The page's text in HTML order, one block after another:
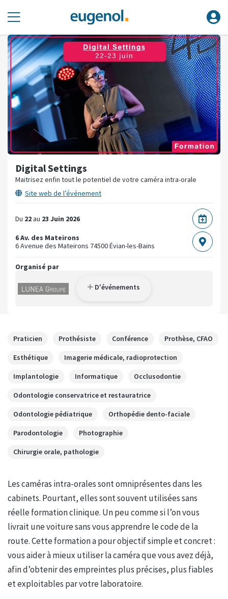
Digital Settings
Maitrisez enfin tout le potentiel de votre caméra intra-orale
Site web de l’événement
Du 22au 23 Juin 2026
6 Av. des Mateirons
6 Avenue des Mateirons 74500 Évian-les-Bains
Organisé par
D'événements
Praticien Prothésiste Conférence Prothèse, CFAO
Esthétique Imagerie médicale, radioprotection
Implantologie Informatique Occlusodontie
Odontologie conservatrice et restauratrice
Odontologie pédiatrique Orthopédie dento-faciale
Parodontologie Photographie
Chirurgie orale, pathologie
Les caméras intra-orales sont omniprésentes dans les
cabinets. Pourtant, elles sont souvent utilisées sans
réelle formation clinique. Un peu comme si l’on vous
livrait une voiture sans vous apprendre le code de la
route. Cette formation a pour objectif simple et concret :
vous aider à mieux utiliser la caméra que vous avez déjà,
afin d’obtenir des empreintes plus précises, plus fiables
et exploitables par votre laboratoire.